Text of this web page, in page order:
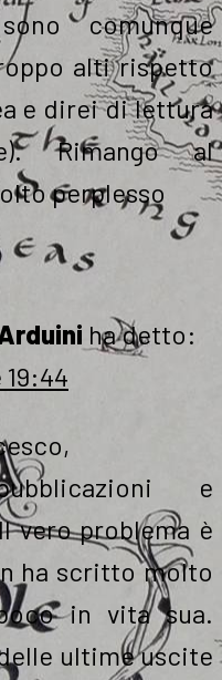
comunque
alti rispetto
e direi di lettura
Rimango al
perplesso
ha detto:
e
vero problema è
ha scritto molto
in vita sua.
ultime uscite